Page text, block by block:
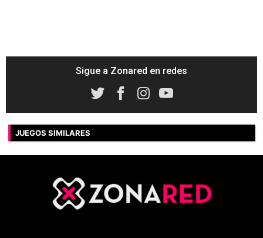
Sigue a Zonared en redes
JUEGOS SIMILARES